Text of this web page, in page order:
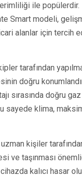
ile
Smart modeli,
alanlar için tercih
tarafından
doğru
sırasında doğru
sayede klima,
kişiler
ve taşınması
kalıcı hasar